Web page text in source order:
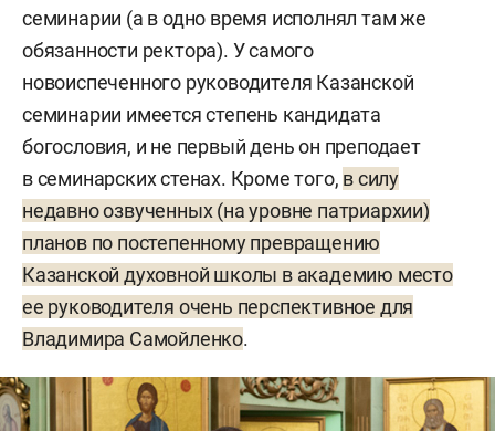
семинарии (а в одно время исполнял там же
обязанности ректора). У самого
новоиспеченного руководителя Казанской
семинарии имеется степень кандидата
богословия, и не первый день он преподает
в семинарских стенах. Кроме того, в силу
недавно озвученных (на уровне патриархии)
планов по постепенному превращению
Казанской духовной школы в академию место
ее руководителя очень перспективное для
Владимира Самойленко.